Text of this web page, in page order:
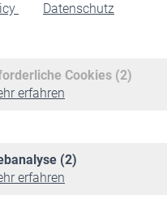
Datenschutz
Cookies (2)
erfahren
(2)
erfahren